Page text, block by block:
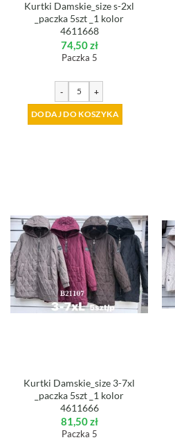
Kurtki Damskie_size s-2xl
_paczka 5szt _1 kolor
4611668
74,50zł
Paczka 5
- +
DODAJ DO KOSZYKA
Kurtki Damskie_size 3-7xl
_paczka 5szt _1 kolor
4611666
81,50zł
Paczka 5